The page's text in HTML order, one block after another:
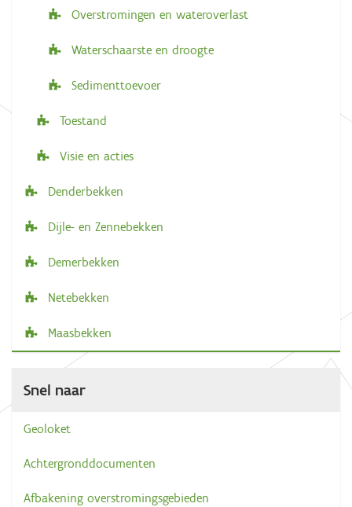
Overstromingen en wateroverlast
Waterschaarste en droogte
Sedimenttoevoer
Toestand
Visie en acties
Denderbekken
Dijle- en Zennebekken
Demerbekken
Netebekken
Maasbekken
Snel naar
Geoloket
Achtergronddocumenten
Afbakening overstromingsgebieden